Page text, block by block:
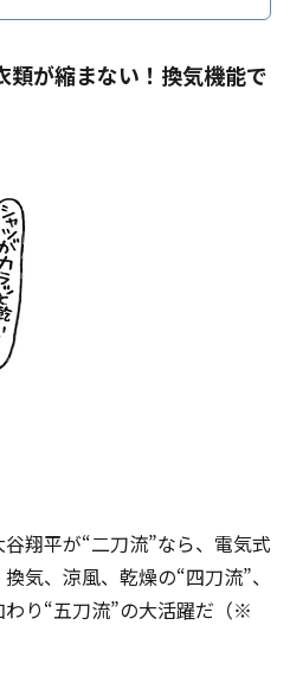
類が縮まない！換気機能で
翔平が“二刀流”なら、電気式
気、涼風、乾燥の“四刀流”、
り“五刀流”の大活躍だ（※